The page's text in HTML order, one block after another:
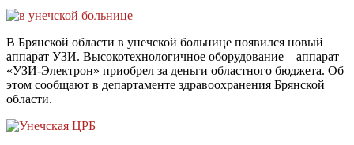
В Брянской области в унечской больнице появился новый
аппарат УЗИ. Высокотехнологичное оборудование – аппарат
«УЗИ-Электрон» приобрел за деньги областного бюджета. Об
этом сообщают в департаменте здравоохранения Брянской
области.